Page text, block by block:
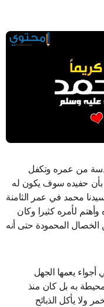
من عمره وتكفل
بأن حفيده سوف يكون له
محمد في عمر الثامنة
لأمره كثيرا وكان
الخصال المحمودة حتى أنه
يعمها الجهل
المحيطة به بل كان منذ
ولا يأكل الذبائح